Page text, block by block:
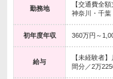
勤務地
【交通費全
神奈川・千葉
初年度年収 360万円～
給与
【未経験者
間分／2万